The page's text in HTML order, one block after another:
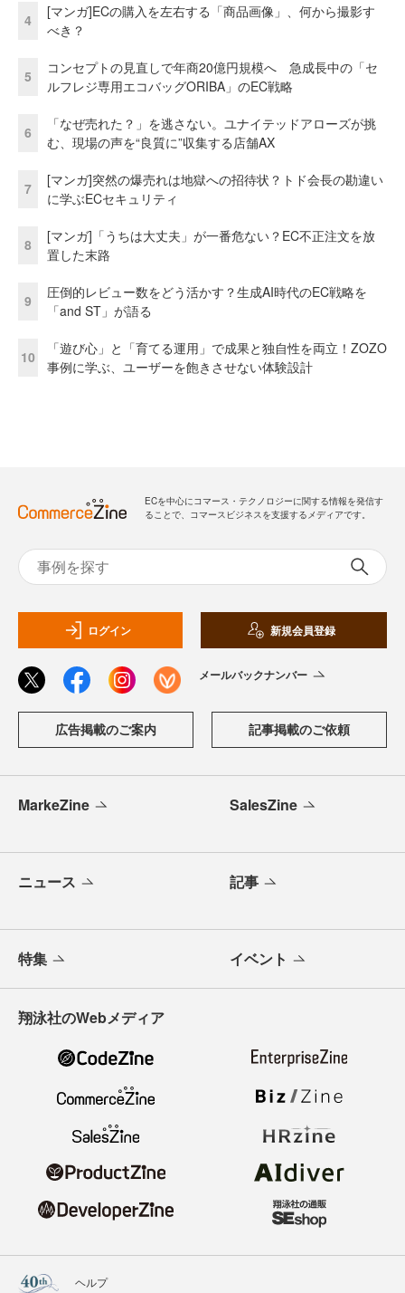
4
[マンガ]ECの購入を左右する「商品画像」、何から撮影す
べき？
5
コンセプトの見直しで年商20億円規模へ 急成長中の「セ
ルフレジ専用エコバッグORIBA」のEC戦略
6
「なぜ売れた？」を逃さない。ユナイテッドアローズが挑
む、現場の声を“良質に”収集する店舗AX
7
[マンガ]突然の爆売れは地獄への招待状？トド会長の勘違い
に学ぶECセキュリティ
8
[マンガ]「うちは大丈夫」が一番危ない？EC不正注文を放
置した末路
9
圧倒的レビュー数をどう活かす？生成AI時代のEC戦略を
「and ST」が語る
10
「遊び心」と「育てる運用」で成果と独自性を両立！ZOZO
事例に学ぶ、ユーザーを飽きさせない体験設計
ECを中心にコマース・テクノロジーに関する情報を発信す
ることで、コマースビジネスを支援するメディアです。
ログイン 新規会員登録
メールバックナンバー
広告掲載のご案内 記事掲載のご依頼
MarkeZine SalesZine
ニュース 記事
特集 イベント
翔泳社のWebメディア
ヘルプ